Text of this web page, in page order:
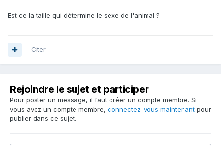
Est ce la taille qui détermine le sexe de l'animal ?
Citer
Rejoindre le sujet et participer
Pour poster un message, il faut créer un compte membre. Si
vous avez un compte membre, connectez-vous maintenant pour
publier dans ce sujet.